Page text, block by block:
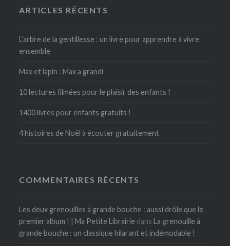
ARTICLES RÉCENTS
L’arbre de la gentillesse : un livre pour apprendre à vivre
ensemble
Max et lapin : Max a grandi
10 lectures filmées pour le plaisir des enfants !
1400 livres pour enfants gratuits !
4 histoires de Noël à écouter gratuitement
COMMENTAIRES RÉCENTS
Les deux grenouilles à grande bouche : aussi drôle que le
premier album ! | Ma Petite Librairie dansLa grenouille à
grande bouche : un classique hilarant et indémodable !